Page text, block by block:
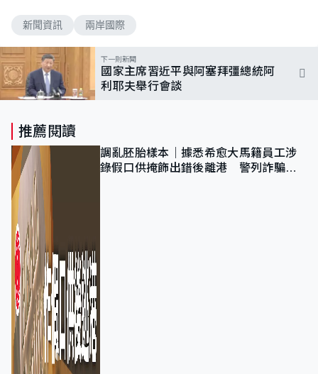
新聞資訊 兩岸國際
下一則新聞
國家主席習近平與阿塞拜彊總統阿
利耶夫舉行會談
推薦閱讀
調亂胚胎樣本｜據悉希愈大馬籍員工涉
錄假口供掩飾出錯後離港 警列詐騙